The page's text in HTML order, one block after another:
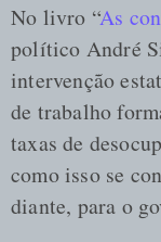
No livro “As
político André
intervenção
de trabalho
taxas de
como isso se
diante, para o